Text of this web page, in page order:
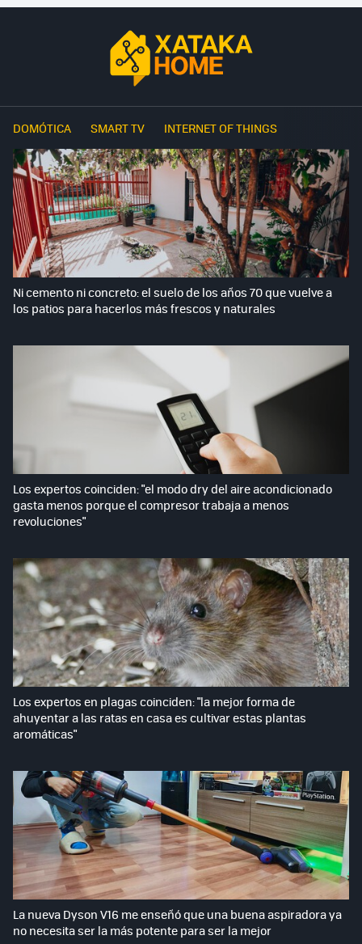
DOMÓTICA SMART TV INTERNET OF THINGS
Ni cemento ni concreto: el suelo de los años 70 que vuelve a
los patios para hacerlos más frescos y naturales
Los expertos coinciden: "el modo dry del aire acondicionado
gasta menos porque el compresor trabaja a menos
revoluciones"
Los expertos en plagas coinciden: "la mejor forma de
ahuyentar a las ratas en casa es cultivar estas plantas
aromáticas"
La nueva Dyson V16 me enseñó que una buena aspiradora ya
no necesita ser la más potente para ser la mejor